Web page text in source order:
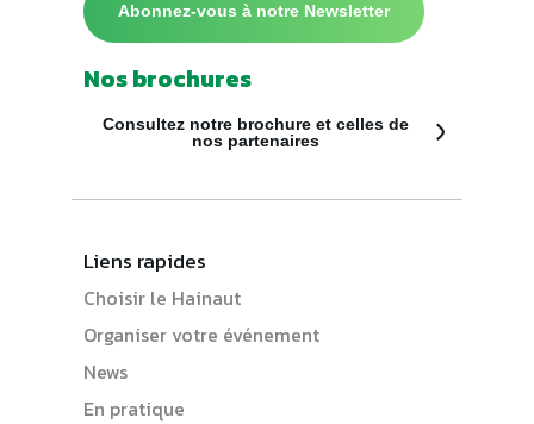
Abonnez-vous à notre Newsletter
Nos brochures
Consultez notre brochure et celles de
nos partenaires
Liens rapides
Choisir le Hainaut
Organiser votre événement
News
En pratique